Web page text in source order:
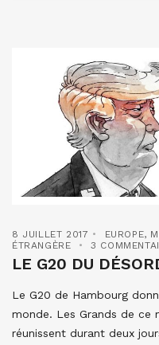
8 JUILLET 2017 EUROPE,
ÉTRANGÈRE
3
LE G20 DU
Le G20 de Hambourg
monde. Les Grands de ce
réunissent durant deux